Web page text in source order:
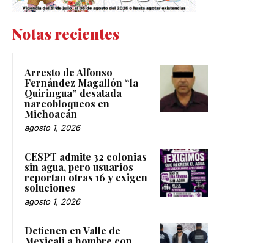
Notas recientes
Arresto de Alfonso
Fernández Magallón “la
Quiringua” desatada
narcobloqueos en
Michoacán
agosto 1, 2026
CESPT admite 32 colonias
sin agua, pero usuarios
reportan otras 16 y exigen
soluciones
agosto 1, 2026
Detienen en Valle de